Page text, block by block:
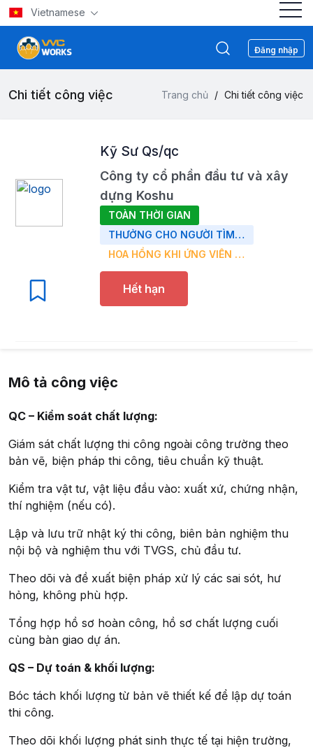
Vietnamese
Đăng nhập
Chi tiết công việc Trang chủ / Chi tiết công việc
Kỹ Sư Qs/qc
Công ty cổ phần đầu tư và xây
dựng Koshu
TOÀN THỜI GIAN
THƯỞNG CHO NGƯỜI TÌM ỨNG VIÊN: 5,000,000 VND
HOA HỒNG KHI ỨNG VIÊN ĐI PHỎNG VẤN: 200,000 VND
Hết hạn
Mô tả công việc
QC – Kiểm soát chất lượng:
Giám sát chất lượng thi công ngoài công trường theo
bản vẽ, biện pháp thi công, tiêu chuẩn kỹ thuật.
Kiểm tra vật tư, vật liệu đầu vào: xuất xứ, chứng nhận,
thí nghiệm (nếu có).
Lập và lưu trữ nhật ký thi công, biên bản nghiệm thu
nội bộ và nghiệm thu với TVGS, chủ đầu tư.
Theo dõi và đề xuất biện pháp xử lý các sai sót, hư
hỏng, không phù hợp.
Tổng hợp hồ sơ hoàn công, hồ sơ chất lượng cuối
cùng bàn giao dự án.
QS – Dự toán & khối lượng:
Bóc tách khối lượng từ bản vẽ thiết kế để lập dự toán
thi công.
Theo dõi khối lượng phát sinh thực tế tại hiện trường,